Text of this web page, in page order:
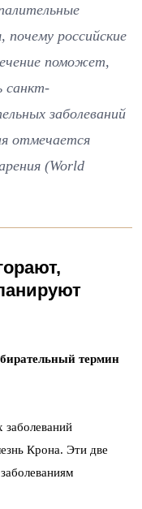
почему российские
поможет,
санкт-
заболеваний
отмечается
(World
термин
заболеваний
Крона. Эти две